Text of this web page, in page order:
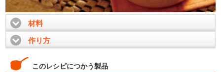
材料click to expand contents
作り方
このレシピにつかう製品